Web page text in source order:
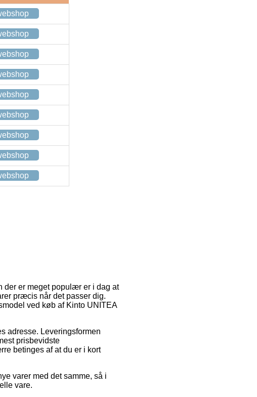
der er meget populær er i dag at
præcis når det passer dig.
ved køb af Kinto UNITEA
adresse. Leveringsformen
prisbevidste
betinges af at du er i kort
varer med det samme, så i
vare.